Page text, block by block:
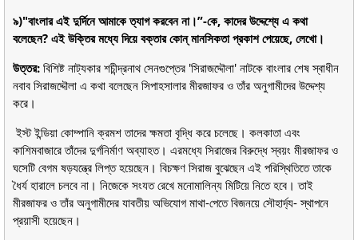
৯)"বাংলার এই দুর্দিনে আমাকে ত্যাগ করবেন না।”-কে, কাদের উদ্দেশ্যে এ কথা
বলেছেন? এই উক্তির মধ্যে দিয়ে বক্তার কোন্ মানসিকতা প্রকাশ পেয়েছে, লেখো।
উত্তর: বিশিষ্ট নাট্যকার শচীন্দ্রনাথ সেনগুপ্তের 'সিরাজদ্দৌলা' নাটকে বাংলার শেষ স্বাধীন
নবাব সিরাজদ্দৌলা এ কথা বলেছেন সিপাহসালার মীরজাফর ও তাঁর অনুগামীদের উদ্দেশ্য
করে।
ইস্ট ইন্ডিয়া কোম্পানি ক্রমশ তাদের ক্ষমতা বৃদ্ধি করে চলেছে। কলকাতা এবং
কাশিমবাজারে তাঁদের দুর্গনির্মাণ অব্যাহত। এরমধ্যে সিরাজের বিরুদ্ধে স্বয়ং মীরজাফর ও
ঘসেটি বেগম ষড়যন্ত্রে লিপ্ত হয়েছেন। বিচক্ষণ সিরাজ বুঝেছেন এই পরিস্থিতিতে তাকে
ধৈর্য হারালে চলবে না। নিজেকে সংযত রেখে মনোমালিন্য মিটিয়ে নিতে হবে। তাই
মীরজাফর ও তাঁর অনুগামীদের যাবতীয় অভিযোগ মাথা-পেতে বিজনয়ে সৌহার্দ্য- স্থাপনে
প্রয়াসী হয়েছেন।